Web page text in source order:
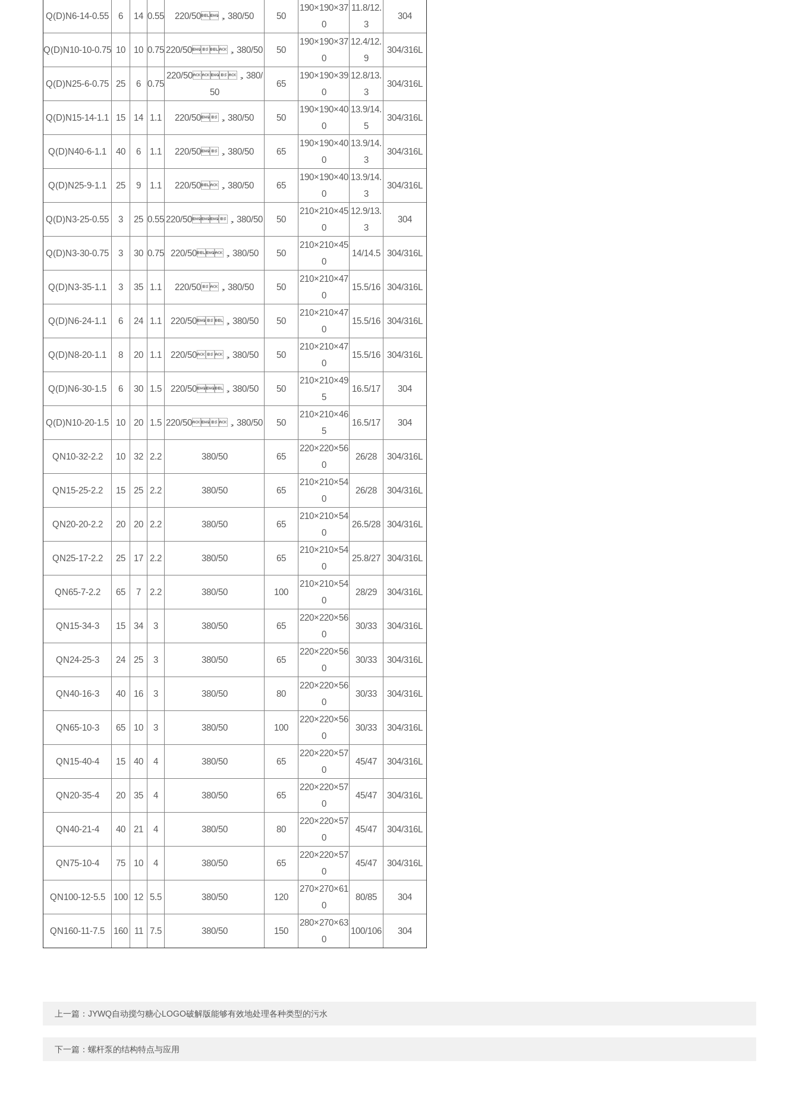
Q(D)N6-14-0.55 6 14 0.55 220/50，380/50 50
190×190×37
0
11.8/12.
3
304
Q(D)N10-10-0.75 10 10 0.75 220/50，380/50 50
190×190×37
0
12.4/12.
9
304/316L
Q(D)N25-6-0.75 25 6 0.75
220/50，380/
50
65
190×190×39
0
12.8/13.
3
304/316L
Q(D)N15-14-1.1 15 14 1.1 220/50，380/50 50
190×190×40
0
13.9/14.
5
304/316L
Q(D)N40-6-1.1 40 6 1.1 220/50，380/50 65
190×190×40
0
13.9/14.
3
304/316L
Q(D)N25-9-1.1 25 9 1.1 220/50，380/50 65
190×190×40
0
13.9/14.
3
304/316L
Q(D)N3-25-0.55 3 25 0.55 220/50，380/50 50
210×210×45
0
12.9/13.
3
304
Q(D)N3-30-0.75 3 30 0.75 220/50，380/50 50
210×210×45
0
14/14.5 304/316L
Q(D)N3-35-1.1 3 35 1.1 220/50，380/50 50
210×210×47
0
15.5/16 304/316L
Q(D)N6-24-1.1 6 24 1.1 220/50，380/50 50
210×210×47
0
15.5/16 304/316L
Q(D)N8-20-1.1 8 20 1.1 220/50，380/50 50
210×210×47
0
15.5/16 304/316L
Q(D)N6-30-1.5 6 30 1.5 220/50，380/50 50
210×210×49
5
16.5/17 304
Q(D)N10-20-1.5 10 20 1.5 220/50，380/50 50
210×210×46
5
16.5/17 304
QN10-32-2.2 10 32 2.2 380/50 65
220×220×56
0
26/28 304/316L
QN15-25-2.2 15 25 2.2 380/50 65
210×210×54
0
26/28 304/316L
QN20-20-2.2 20 20 2.2 380/50 65
210×210×54
0
26.5/28 304/316L
QN25-17-2.2 25 17 2.2 380/50 65
210×210×54
0
25.8/27 304/316L
QN65-7-2.2 65 7 2.2 380/50 100
210×210×54
0
28/29 304/316L
QN15-34-3 15 34 3 380/50 65
220×220×56
0
30/33 304/316L
QN24-25-3 24 25 3 380/50 65
220×220×56
0
30/33 304/316L
QN40-16-3 40 16 3 380/50 80
220×220×56
0
30/33 304/316L
QN65-10-3 65 10 3 380/50 100
220×220×56
0
30/33 304/316L
QN15-40-4 15 40 4 380/50 65
220×220×57
0
45/47 304/316L
QN20-35-4 20 35 4 380/50 65
220×220×57
0
45/47 304/316L
QN40-21-4 40 21 4 380/50 80
220×220×57
0
45/47 304/316L
QN75-10-4 75 10 4 380/50 65
220×220×57
0
45/47 304/316L
QN100-12-5.5 100 12 5.5 380/50 120
270×270×61
0
80/85 304
QN160-11-7.5 160 11 7.5 380/50 150
280×270×63
0
100/106 304
上一篇： JYWQ自动搅匀糖心LOGO破解版能够有效地处理各种类型的污水
下一篇： 螺杆泵的结构特点与应用